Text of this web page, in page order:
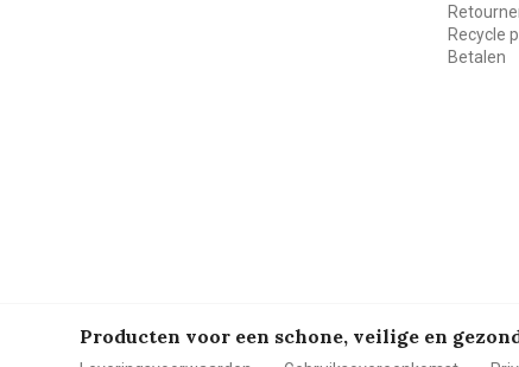
Recycle
Betalen
Producten voor een schone, veilige en